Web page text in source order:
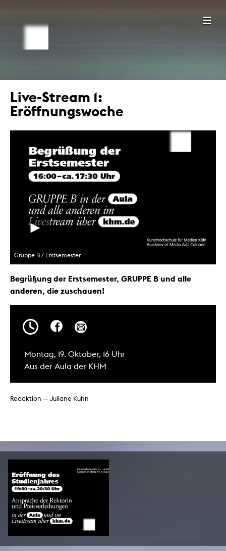
Live-Stream 1:
Eröffnungswoche
Gruppe B / Erstsemester
Begrüßung der Erstsemester, GRUPPE B und alle
anderen, die zuschauen!
Montag, 19. Oktober, 16 Uhr
Aus der Aula der KHM
Redaktion — Juliane Kuhn
+